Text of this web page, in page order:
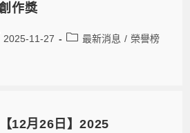
作獎
2025-11-27 最新消息 / 榮譽榜
【12月26日】2025